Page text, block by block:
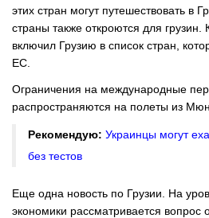
этих стран могут путешествовать в
страны также откроются для
включил Грузию в список стран,
ЕС.
Ограничения на международные
распространяются на полеты из
Рекомендую: Украинцы могут
без тестов
Еще одна новость по Грузии. На
экономики рассматривается вопрос